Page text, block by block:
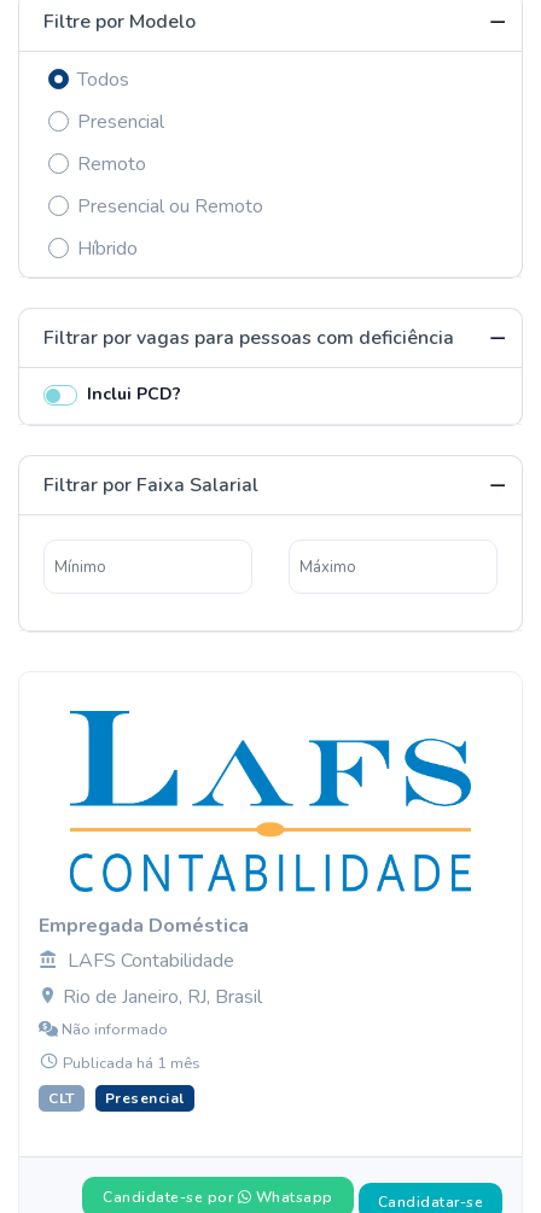
Filtre por Modelo
Todos
Presencial
Remoto
Presencial ou Remoto
Híbrido
Filtrar por vagas para pessoas com deficiência
Inclui PCD?
Filtrar por Faixa Salarial
Empregada Doméstica
LAFS Contabilidade
Rio de Janeiro, RJ, Brasil
Não informado
Publicada há 1 mês
CLT Presencial
Candidate-se por Whatsapp Candidatar-se